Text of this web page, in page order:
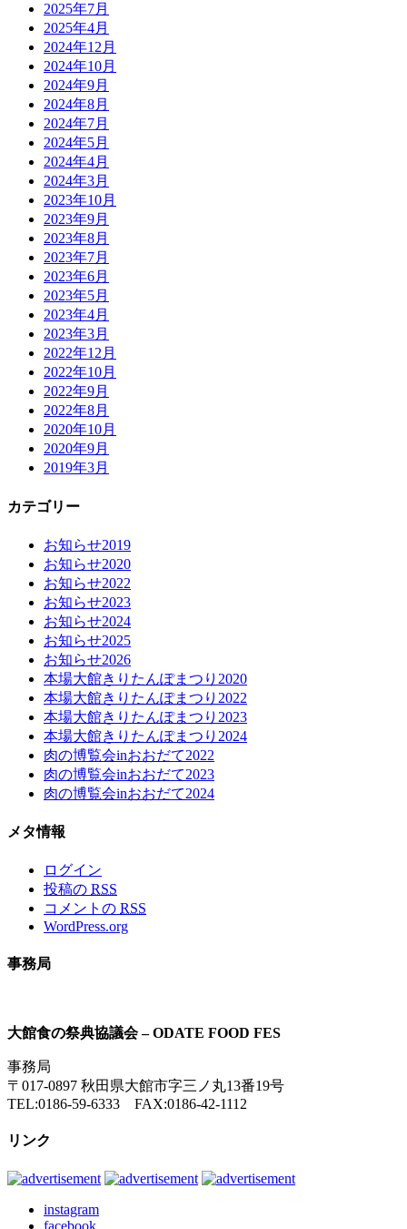
2025年7月
2025年4月
2024年12月
2024年10月
2024年9月
2024年8月
2024年7月
2024年5月
2024年4月
2024年3月
2023年10月
2023年9月
2023年8月
2023年7月
2023年6月
2023年5月
2023年4月
2023年3月
2022年12月
2022年10月
2022年9月
2022年8月
2020年10月
2020年9月
2019年3月
カテゴリー
お知らせ2019
お知らせ2020
お知らせ2022
お知らせ2023
お知らせ2024
お知らせ2025
お知らせ2026
本場大館きりたんぽまつり2020
本場大館きりたんぽまつり2022
本場大館きりたんぽまつり2023
本場大館きりたんぽまつり2024
肉の博覧会inおおだて2022
肉の博覧会inおおだて2023
肉の博覧会inおおだて2024
メタ情報
ログイン
投稿の RSS
コメントの RSS
WordPress.org
事務局
大館食の祭典協議会 – ODATE FOOD FES
事務局
〒017-0897 秋田県大館市字三ノ丸13番19号
TEL:0186-59-6333 FAX:0186-42-1112
リンク
instagram
facebook